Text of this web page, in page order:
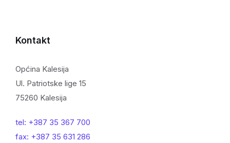
Kontakt
Općina Kalesija
Ul. Patriotske lige 15
75260 Kalesija
tel: +387 35 367 700
fax: +387 35 631 286